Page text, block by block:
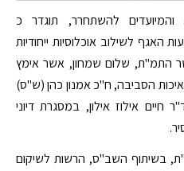
והמיועדים להשתחרר, תוגדר כ
האגף לשילוב אוכלוסיות ייחודיות
שלום שמחון, אשר אימץ
הסביבה, ח"כ אמנון כהן (ש"ס)
אילוז אילון, במסגרת דיוני
בשיתוף השב"ס, הרשות לשיקום